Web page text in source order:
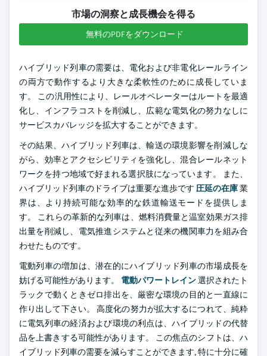
市場の洞察と成長機会を得る
無料のPDFをダウンロード
ハイブリッド列車の需要は、電化および非電化レールライン
の両方で動作するより大きな柔軟性のために成長していま
す。 この汎用性により、レールオペレーターはルートを最適
化し、インフラコストを削減し、広範な電気化の努力なしに
サービスカバレッジを拡大することができます。
その結果、ハイブリッド列車は、輸送の環境影響を削減しな
がら、効率とアクセシビリティを強化し、混合レールネット
ワークを持つ地域で好まれる選択肢になっています。 また、
ハイブリッド列車のドライブは重要な進歩です 圧延の在庫業
界は、より持続可能な効率的な鉄道輸送モードを提供しま
す。 これらの革新的な列車は、燃料消費量と温室効果ガス排
出量を削減し、電気推進システムと従来の機関車力を組み合
わせたものです。
電動列車の増加は、潜在的にハイブリッド列車の市場成長を
妨げる可能性があります。 電動パワートレイン選択されたト
ラックで動くときゼロ排出を、厳密な環境の目的と一直線に
作り出して下さい。 高度化の努力が拡大するにつれて、純粋
に電気列車の経済および環境の利点は、ハイブリッドの代替
品を上書きする可能性があります。 この焦点のシフトは、ハ
イブリッド列車の需要を減らすことができます, 特に十分に確